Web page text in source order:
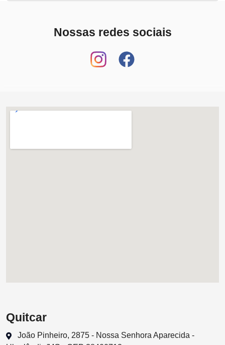
Nossas redes sociais
Quitcar
João Pinheiro, 2875 - Nossa Senhora Aparecida -